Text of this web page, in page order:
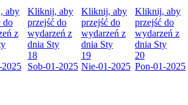
aby
do
z
Kliknij, aby
przejść do
wydarzeń z
dnia Sty
18
Sob-01-2025
Kliknij, aby
przejść do
wydarzeń z
dnia Sty
19
Nie-01-2025
Kliknij, aby
przejść do
wydarzeń z
dnia Sty
20
Pon-01-2025